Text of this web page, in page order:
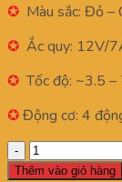
✪ Màu sắc: Đỏ –
✪ Ắc quy: 12V/
✪Tốc độ: ~3.5 –
✪Động cơ: 4
Xe
Ô
Thêm vào giỏ hàng